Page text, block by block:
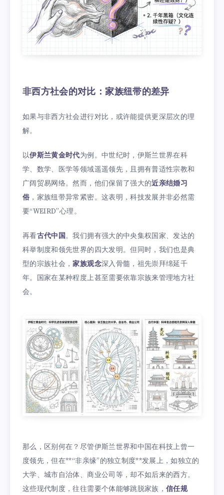
非西方社会的对比：家族纽带的差异
如果与非西方社会进行对比，或许能提供更深层次的理
解。
以伊斯兰黄金时代为例。中世纪时，伊斯兰世界在科
学、数学、医学等领域遥遥领先，且拥有普适性宗教和
广阔贸易网络。然而，他们保留了强大的近亲结婚习
俗 ，家族纽带异常紧密。这表明，科技发展并非必然需
要“WEIRD”心理。
再看古代中国。我们拥有强大的中央集权国家、发达的
科举制度和领先世界的四大发明。但同时，我们也是典
型的宗族社会，家族观念深入骨髓，祖先崇拜绵延千
年。国家在某种程度上甚至需要依靠宗族来管理地方社
会。
那么，区别何在？尽管伊斯兰世界和中国在科技上曾一
度领先，但在**“非亲缘”的独立制度**发展上，如独立的
大学、城市自治体、商业公司等，却不如后来的西方。
这些现代制度，往往需要个体能够跳脱家族，信任规